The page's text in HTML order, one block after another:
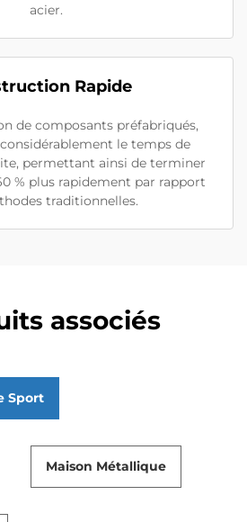
acier.
Rapide
de composants préfabriqués,
le temps de
permettant ainsi de terminer
% plus rapidement par rapport
traditionnelles.
associés
Sport
Maison Métallique